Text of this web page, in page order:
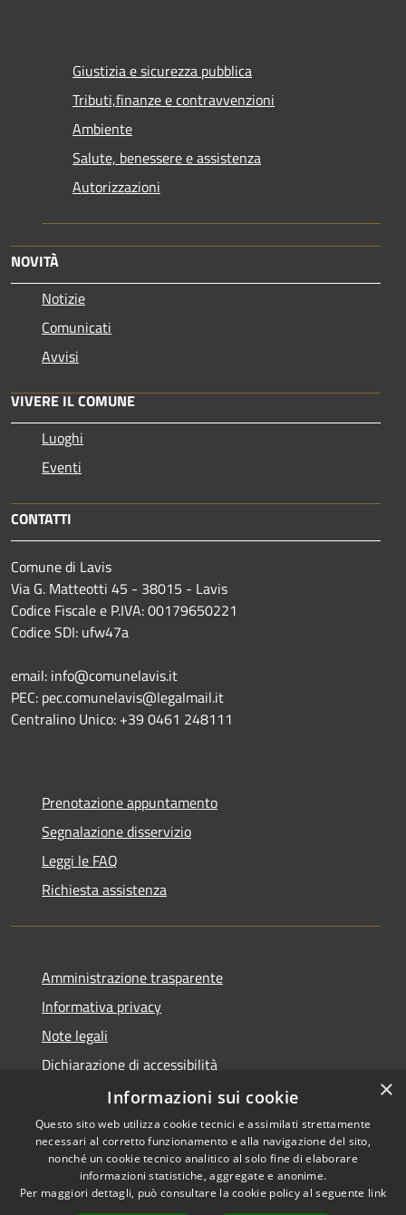
Giustizia e sicurezza pubblica
Tributi,finanze e contravvenzioni
Ambiente
Salute, benessere e assistenza
Autorizzazioni
NOVITÀ
Notizie
Comunicati
Avvisi
VIVERE IL COMUNE
Luoghi
Eventi
CONTATTI
Comune di Lavis
Via G. Matteotti 45 - 38015 - Lavis
Codice Fiscale e P.IVA: 00179650221
Codice SDI: ufw47a
email: info@comunelavis.it
PEC: pec.comunelavis@legalmail.it
Centralino Unico: +39 0461 248111
Prenotazione appuntamento
Segnalazione disservizio
Leggi le FAQ
Richiesta assistenza
Amministrazione trasparente
Informativa privacy
Note legali
Dichiarazione di accessibilità
Informative Privacy
RSS
Accessibilità
Copyright © 2026 • Comune di
×
Informazioni sui cookie
Questo sito web utilizza cookie tecnici e assimilati strettamente
necessari al corretto funzionamento e alla navigazione del sito,
nonché un cookie tecnico analitico al solo fine di elaborare
informazioni statistiche, aggregate e anonime.
Per maggiori dettagli, può consultare la cookie policy al seguente link